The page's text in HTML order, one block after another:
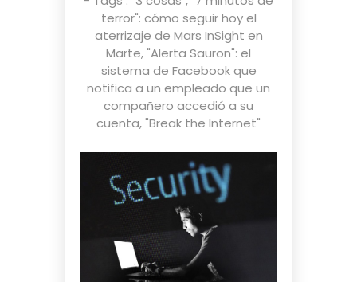
terror": cómo seguir hoy el
aterrizaje de Mars InSight en
Marte,"Alerta Sauron": el
sistema de Facebook que
notifica a un empleado que un
compañero accedió a su
cuenta,"Break the Internet"